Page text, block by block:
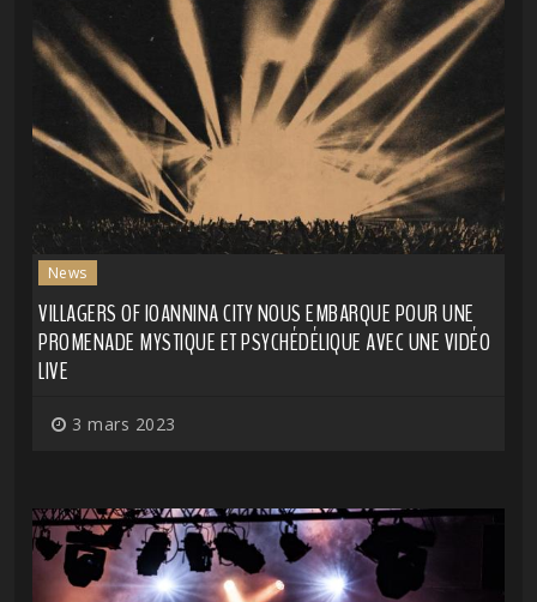
News
VILLAGERS OF IOANNINA CITY NOUS EMBARQUE POUR UNE
PROMENADE MYSTIQUE ET PSYCHÉDÉLIQUE AVEC UNE VIDÉO
LIVE
3 mars 2023